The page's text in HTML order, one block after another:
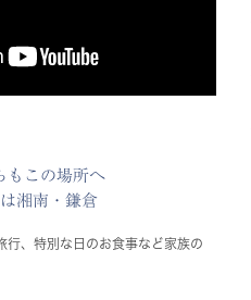
もこの場所へ
湘南・鎌倉
行、特別な日のお食事など家族の